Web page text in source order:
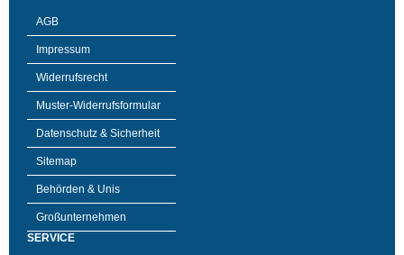
AGB
Impressum
Widerrufsrecht
Muster-Widerrufsformular
Datenschutz & Sicherheit
Sitemap
Behörden & Unis
Großunternehmen
SERVICE